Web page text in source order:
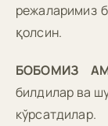
режаларимиз
қолсин.
БОБОМИЗ
билдилар ва